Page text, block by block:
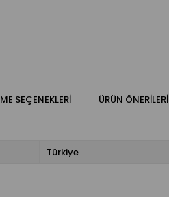
SEÇENEKLERI ÜRÜN ÖNERILERI
Türkiye